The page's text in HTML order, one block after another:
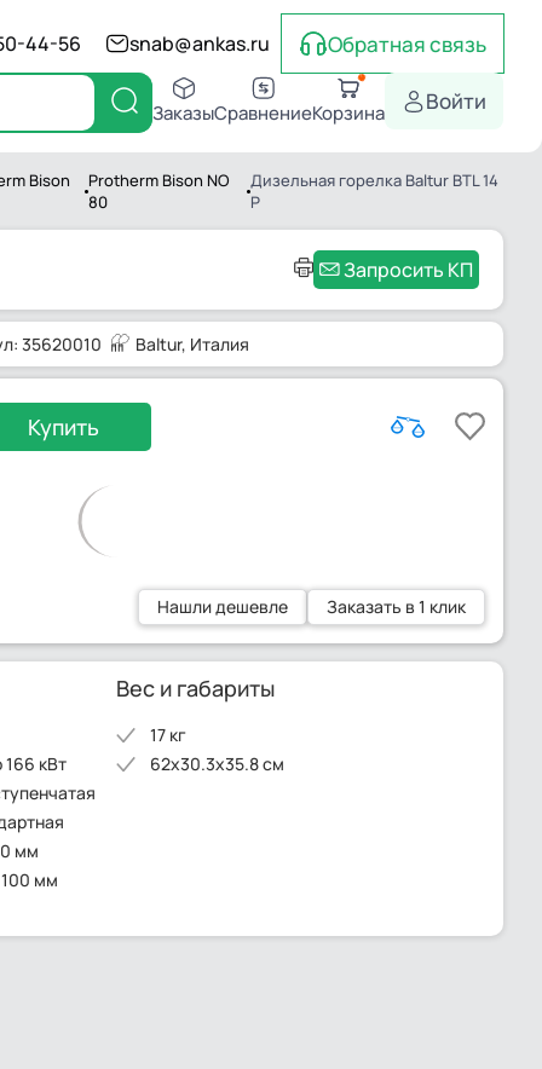
44-56 snab@ankas.ru Обратная связь
ЗаказыСравнениеКорзина Войти
Bison
Protherm Bison NO
80
Дизельная горелка Baltur BTL 14
P
Запросить КП
35620010 Baltur, Италия
Купить
Нашли дешевле Заказать в 1 клик
кВт
мм
мм
Вес и габариты
17 кг
62x30.3x35.8 см